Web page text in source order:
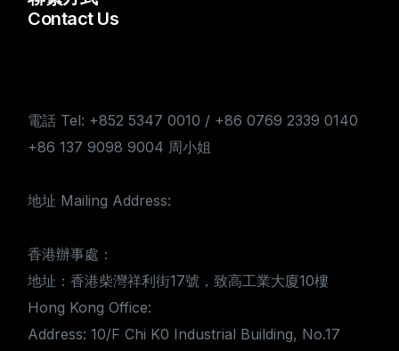
Contact Us
電話 Tel: +852 5347 0010 / +86 0769 2339 0140
+86 137 9098 9004 周小姐
地址 Mailing Address:
香港辦事處：
地址：香港柴灣祥利街17號，致高工業大廈10樓
Hong Kong Office:
Address: 10/F Chi K0 Industrial Building, No.17